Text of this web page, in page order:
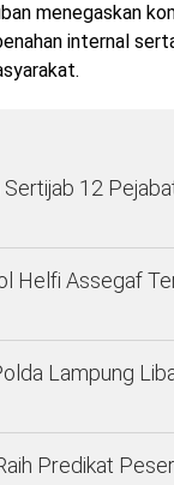
menegaskan
internal
12
Helfi Assegaf
Lampung
Predikat